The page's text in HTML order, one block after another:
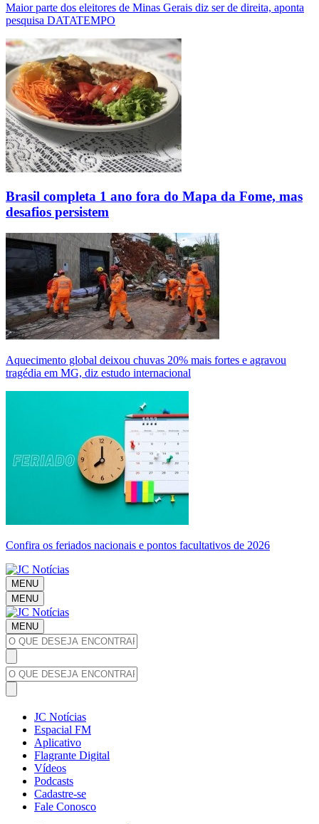
Maior parte dos eleitores de Minas Gerais diz ser de direita, aponta
pesquisa DATATEMPO
Brasil completa 1 ano fora do Mapa da Fome, mas
desafios persistem
Aquecimento global deixou chuvas 20% mais fortes e agravou
tragédia em MG, diz estudo internacional
Confira os feriados nacionais e pontos facultativos de 2026
MENU
MENU
MENU
JC Notícias
Espacial FM
Aplicativo
Flagrante Digital
Vídeos
Podcasts
Cadastre-se
Fale Conosco